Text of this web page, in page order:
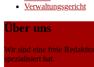
Verwaltungsgericht
Über uns
Wir sind eine freie
spezialisiert hat.